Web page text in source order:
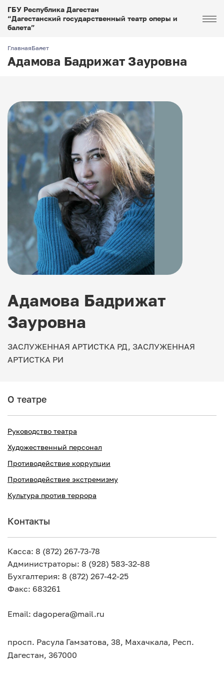
ГБУ Республика Дагестан
“Дагестанский государственный театр оперы и
балета”
ГлавнаяБалет
Адамова Бадрижат Зауровна
Адамова Бадрижат
Зауровна
ЗАСЛУЖЕННАЯ АРТИСТКА РД, ЗАСЛУЖЕННАЯ
АРТИСТКА РИ
О театре
Руководство театра
Художественный персонал
Противодействие коррупции
Противодействие экстремизму
Культура против террора
Контакты
Касса: 8 (872) 267-73-78
Администраторы: 8 (928) 583-32-88
Бухгалтерия: 8 (872) 267-42-25
Факс: 683261
Email: dagopera@mail.ru
просп. Расула Гамзатова, 38, Махачкала, Респ.
Дагестан, 367000